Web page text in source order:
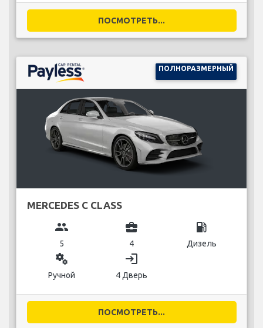
ПОСМОТРЕТЬ...
ПОЛНОРАЗМЕРНЫЙ
MERCEDES C CLASS
group
5
business_center
4
local_gas_station
Дизель
miscellaneous_services
Ручной
login
4 Дверь
ПОСМОТРЕТЬ...